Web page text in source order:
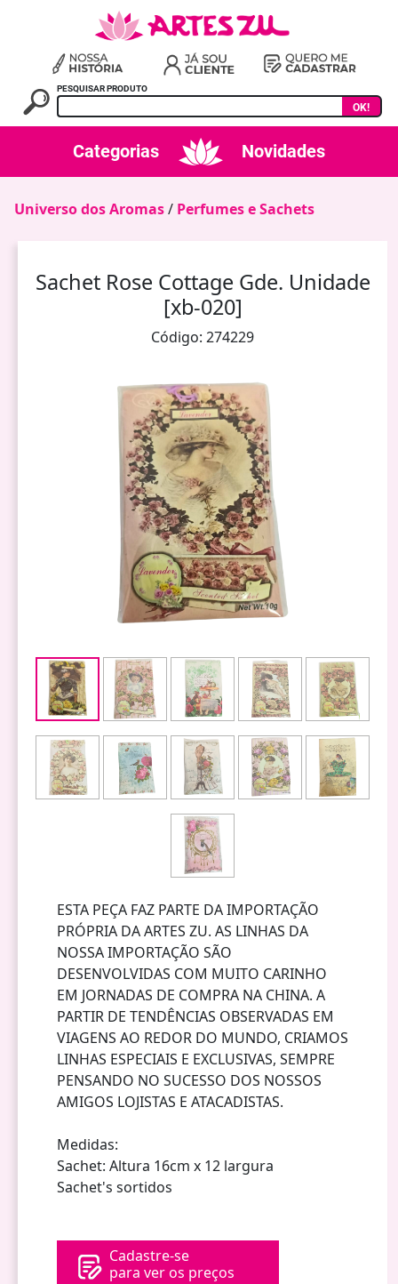
PESQUISAR PRODUTO
OK!
Categorias Novidades
Universo dos Aromas/ Perfumes e Sachets
Sachet Rose Cottage Gde. Unidade
[xb-020]
Código: 274229
ESTA PEÇA FAZ PARTE DA IMPORTAÇÃO
PRÓPRIA DA ARTES ZU. AS LINHAS DA
NOSSA IMPORTAÇÃO SÃO
DESENVOLVIDAS COM MUITO CARINHO
EM JORNADAS DE COMPRA NA CHINA. A
PARTIR DE TENDÊNCIAS OBSERVADAS EM
VIAGENS AO REDOR DO MUNDO, CRIAMOS
LINHAS ESPECIAIS E EXCLUSIVAS, SEMPRE
PENSANDO NO SUCESSO DOS NOSSOS
AMIGOS LOJISTAS E ATACADISTAS.
Medidas:
Sachet: Altura 16cm x 12 largura
Sachet's sortidos
Cadastre-se
para ver os preços